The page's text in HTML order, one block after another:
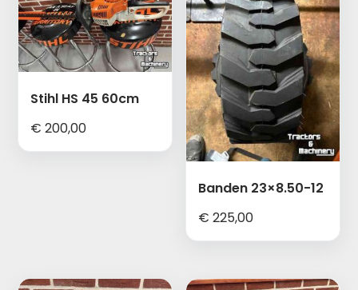
Stihl HS 45 60cm
€ 200,00
Banden 23×8.50-12
€ 225,00